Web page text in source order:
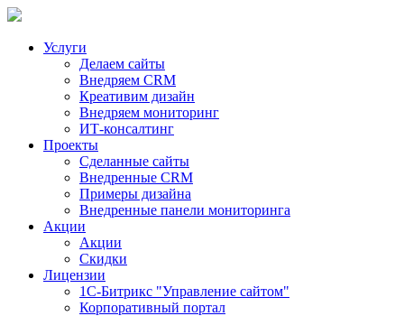
Услуги
Делаем сайты
Внедряем CRM
Креативим дизайн
Внедряем мониторинг
ИТ-консалтинг
Проекты
Сделанные сайты
Внедренные CRM
Примеры дизайна
Внедренные панели мониторинга
Акции
Акции
Скидки
Лицензии
1С-Битрикс "Управление сайтом"
Корпоративный портал